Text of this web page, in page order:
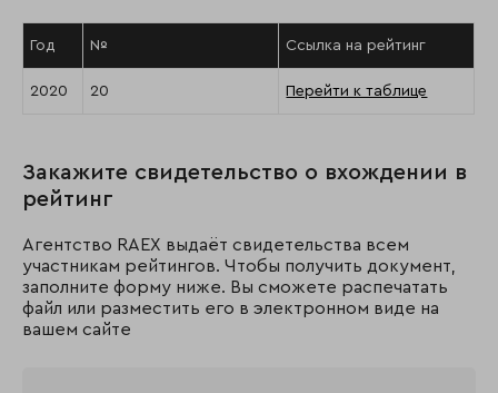
Год № Ссылка на рейтинг
2020 20 Перейти к таблице
Закажите свидетельство о вхождении в
рейтинг
Агентство RAEX выдаёт свидетельства всем
участникам рейтингов. Чтобы получить документ,
заполните форму ниже. Вы сможете распечатать
файл или разместить его в электронном виде на
вашем сайте